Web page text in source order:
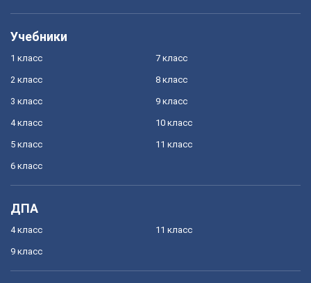
Учебники
1 класс
2 класс
3 класс
4 класс
5 класс
6 класс
7 класс
8 класс
9 класс
10 класс
11 класс
ДПА
4 класс
9 класс
11 класс